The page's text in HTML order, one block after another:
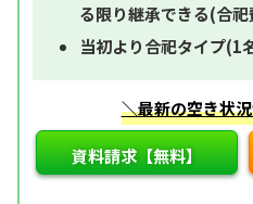
る限り継承できる(合
当初より合祀タイプ(1
＼最新の空き状
資料請求【無料】